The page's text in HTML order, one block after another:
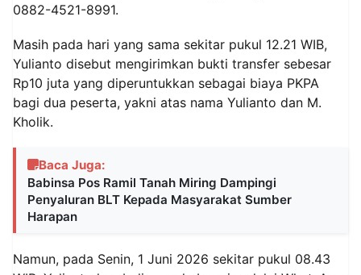
0882-4521-8991.
Masih pada hari yang sama sekitar pukul 12.21 WIB,
Yulianto disebut mengirimkan bukti transfer sebesar
Rp10 juta yang diperuntukkan sebagai biaya PKPA
bagi dua peserta, yakni atas nama Yulianto dan M.
Kholik.
Baca Juga:
Babinsa Pos Ramil Tanah Miring Dampingi
Penyaluran BLT Kepada Masyarakat Sumber
Harapan
Namun, pada Senin, 1 Juni 2026 sekitar pukul 08.43